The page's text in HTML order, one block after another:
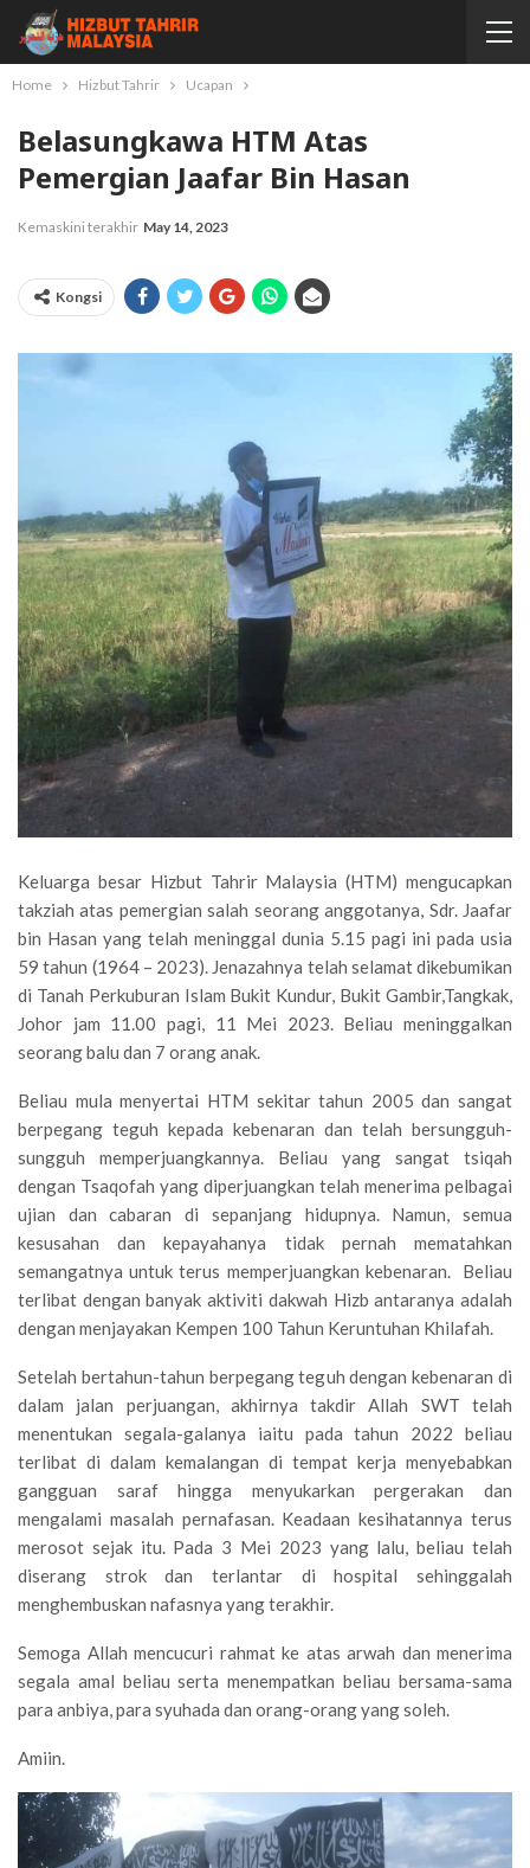
Home Hizbut Tahrir Ucapan
Belasungkawa HTM Atas
Pemergian Jaafar Bin Hasan
Kemaskini terakhir May 14, 2023
Kongsi
Keluarga besar Hizbut Tahrir Malaysia (HTM) mengucapkan
takziah atas pemergian salah seorang anggotanya, Sdr. Jaafar
bin Hasan yang telah meninggal dunia 5.15 pagi ini pada usia
59 tahun (1964 – 2023). Jenazahnya telah selamat dikebumikan
di Tanah Perkuburan Islam Bukit Kundur, Bukit Gambir,Tangkak,
Johor jam 11.00 pagi, 11 Mei 2023. Beliau meninggalkan
seorang balu dan 7 orang anak.
Beliau mula menyertai HTM sekitar tahun 2005 dan sangat
berpegang teguh kepada kebenaran dan telah bersungguh-
sungguh memperjuangkannya. Beliau yang sangat tsiqah
dengan Tsaqofah yang diperjuangkan telah menerima pelbagai
ujian dan cabaran di sepanjang hidupnya. Namun, semua
kesusahan dan kepayahanya tidak pernah mematahkan
semangatnya untuk terus memperjuangkan kebenaran. Beliau
terlibat dengan banyak aktiviti dakwah Hizb antaranya adalah
dengan menjayakan Kempen 100 Tahun Keruntuhan Khilafah.
Setelah bertahun-tahun berpegang teguh dengan kebenaran di
dalam jalan perjuangan, akhirnya takdir Allah SWT telah
menentukan segala-galanya iaitu pada tahun 2022 beliau
terlibat di dalam kemalangan di tempat kerja menyebabkan
gangguan saraf hingga menyukarkan pergerakan dan
mengalami masalah pernafasan. Keadaan kesihatannya terus
merosot sejak itu. Pada 3 Mei 2023 yang lalu, beliau telah
diserang strok dan terlantar di hospital sehinggalah
menghembuskan nafasnya yang terakhir.
Semoga Allah mencucuri rahmat ke atas arwah dan menerima
segala amal beliau serta menempatkan beliau bersama-sama
para anbiya, para syuhada dan orang-orang yang soleh.
Amiin.